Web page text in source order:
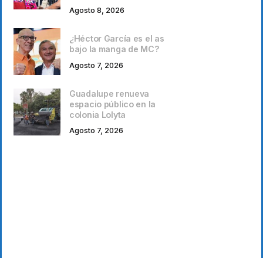
Agosto 8, 2026
¿Héctor García es el as
bajo la manga de MC?
Agosto 7, 2026
Guadalupe renueva
espacio público en la
colonia Lolyta
Agosto 7, 2026